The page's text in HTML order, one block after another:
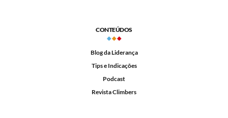
CONTEÚDOS
Blog da Liderança
Tips e Indicações
Podcast
Revista Climbers